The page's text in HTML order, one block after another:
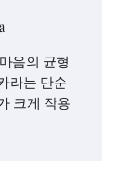
음의 균형
라는 단순
크게 작용